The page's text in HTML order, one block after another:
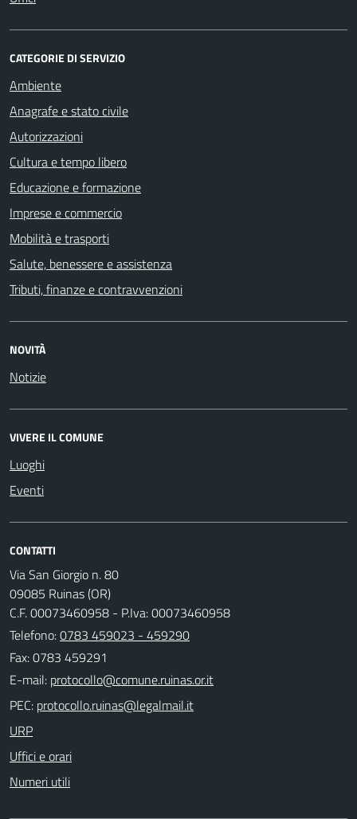
CATEGORIE DI SERVIZIO
Ambiente
Anagrafe e stato civile
Autorizzazioni
Cultura e tempo libero
Educazione e formazione
Imprese e commercio
Mobilità e trasporti
Salute, benessere e assistenza
Tributi, finanze e contravvenzioni
NOVITÀ
Notizie
VIVERE IL COMUNE
Luoghi
Eventi
CONTATTI
Via San Giorgio n. 80
09085 Ruinas (OR)
C.F. 00073460958 - P.Iva: 00073460958
Telefono:0783 459023 - 459290
Fax: 0783 459291
E-mail:
PEC:
URP
Uffici e orari
Numeri utili